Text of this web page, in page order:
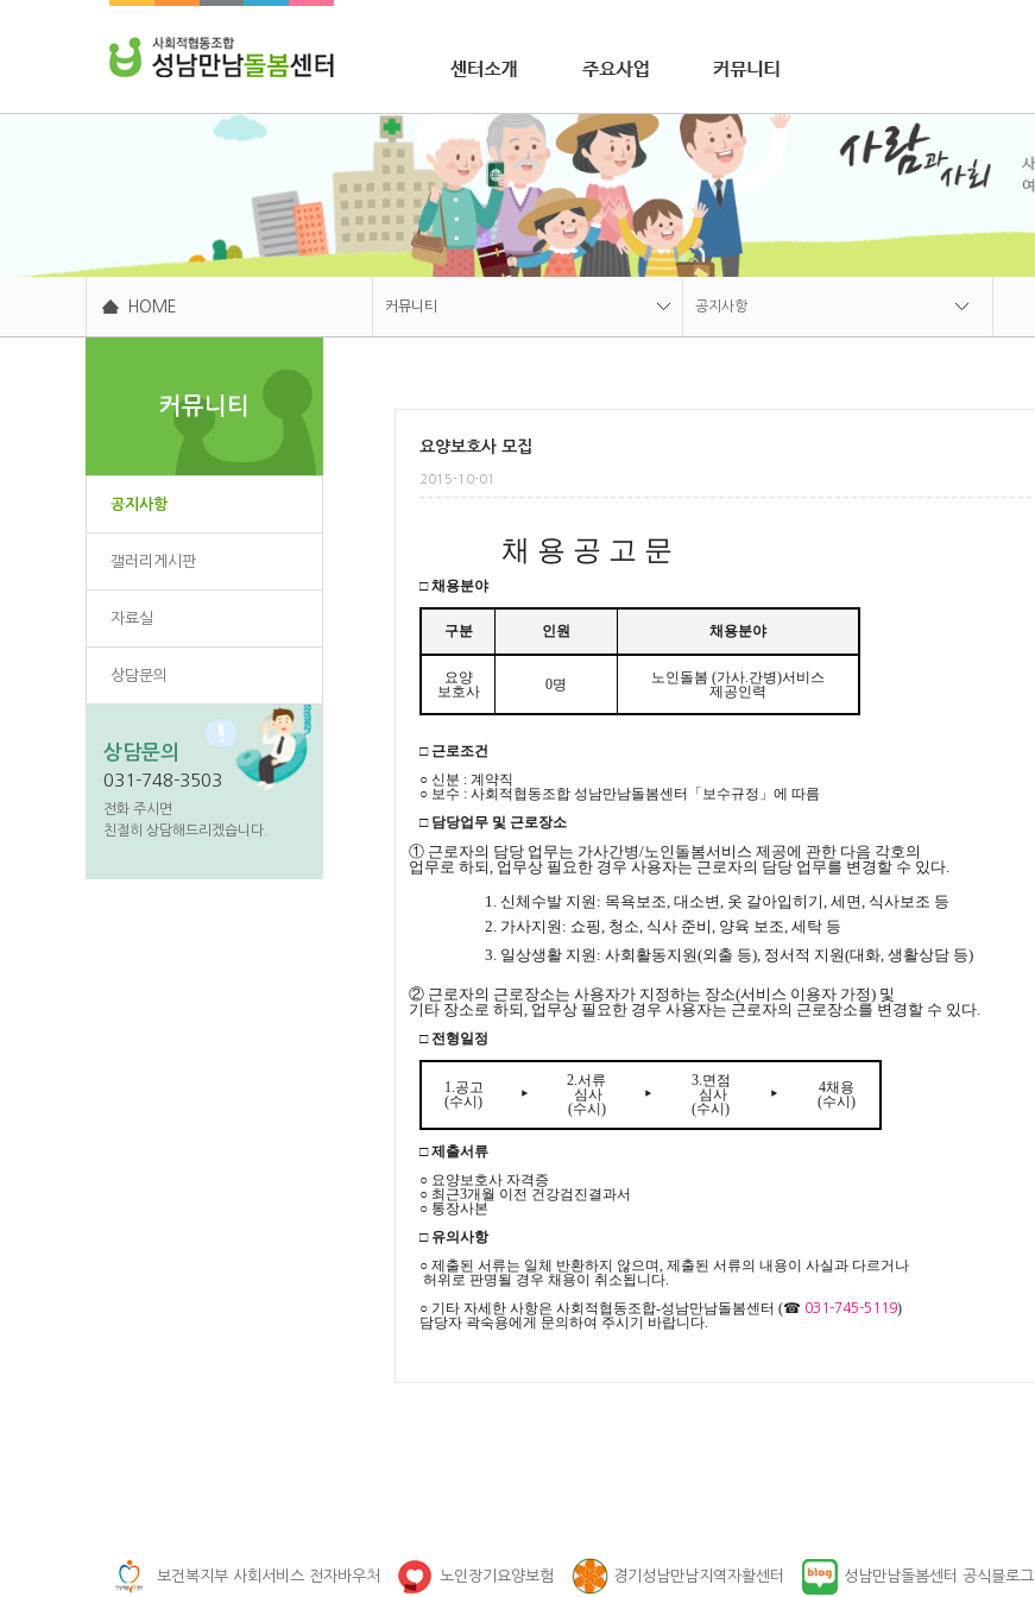
조합소개 연혁 비전 조직 오시는길
재가장기요양사업 장애인활동지원사업 가사간병방문지원사업
공지사항 갤러리게시판 자료실
HOME 커뮤니티
후원봉사
공지사항
커뮤니티
공지사항
갤러리게시판
자료실
상담문의
상담문의
031-748-3503
전화 주시면
친절히 상담해드리겠습니다.
요양보호사 모집
2015-10-01
채 용 공 고 문
□ 채용분야
구분 인원 채용분야
요양
보호사
0명
노인돌봄 (가사.간병)서비스
제공인력
□ 근로조건
○ 신분 : 계약직
○ 보수 : 사회적협동조합 성남만남돌봄센터「보수규정」에 따름
□ 담당업무 및 근로장소
① 근로자의 담당 업무는 가사간병/노인돌봄서비스 제공에 관한 다음 각호의
업무로 하되, 업무상 필요한 경우 사용자는 근로자의 담당 업무를 변경할 수 있다.
1. 신체수발 지원: 목욕보조, 대소변, 옷 갈아입히기, 세면, 식사보조 등
2. 가사지원: 쇼핑, 청소, 식사 준비, 양육 보조, 세탁 등
3. 일상생활 지원: 사회활동지원(외출 등), 정서적 지원(대화, 생활상담 등)
② 근로자의 근로장소는 사용자가 지정하는 장소(서비스 이용자 가정) 및
기타 장소로 하되, 업무상 필요한 경우 사용자는 근로자의 근로장소를 변경할 수 있다.
□ 전형일정
1.공고
(수시)
‣
2.서류
심사
(수시)
‣
3.면점
심사
(수시)
‣
4채용
(수시)
□ 제출서류
○ 요양보호사 자격증
○ 최근3개월 이전 건강검진결과서
○ 통장사본
□ 유의사항
○ 제출된 서류는 일체 반환하지 않으며, 제출된 서류의 내용이 사실과 다르거나
허위로 판명될 경우 채용이 취소됩니다.
○ 기타 자세한 사항은 사회적협동조합-성남만남돌봄센터 (☎ 031-745-5119)
담당자 곽숙용에게 문의하여 주시기 바랍니다.
보건복지부 사회서비스 전자바우처 노인장기요양보험 경기성남만남지역자활센터 성남만남돌봄센터 공식블로그